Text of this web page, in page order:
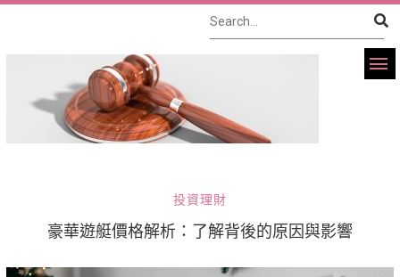
投資理財
豪華遊艇價格解析：了解背後的原因與影響